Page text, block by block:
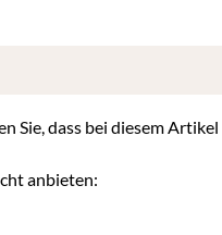
Sie, dass bei diesem Artikel
anbieten: